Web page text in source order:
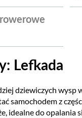
Lefkada
dziewiczych wysp
samochodem z
idealne do